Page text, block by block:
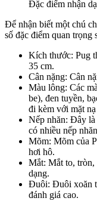
Đặc điểm nhận
Để nhận biết một chú
số đặc điểm quan trọng
Kích thước: Pug
35 cm.
Cân nặng: Cân
Màu lông: Các
be), đen tuyền,
đi kèm với mặt
Nếp nhăn: Đây là
có nhiều nếp
Mõm: Mõm của
hơi hô.
Mắt: Mắt to, tròn,
dạng.
Đuôi: Đuôi xoăn
đánh giá cao.